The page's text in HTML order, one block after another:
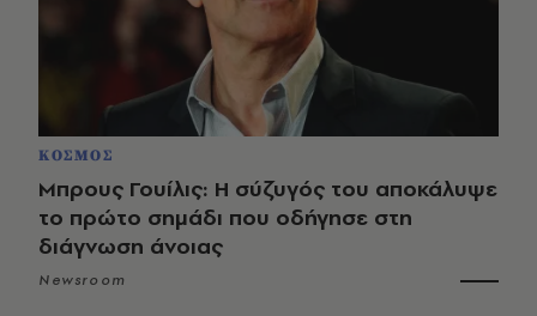
ΚΟΣΜΟΣ
Μπρους Γουίλις: Η σύζυγός του αποκάλυψε
το πρώτο σημάδι που οδήγησε στη
διάγνωση άνοιας
Newsroom